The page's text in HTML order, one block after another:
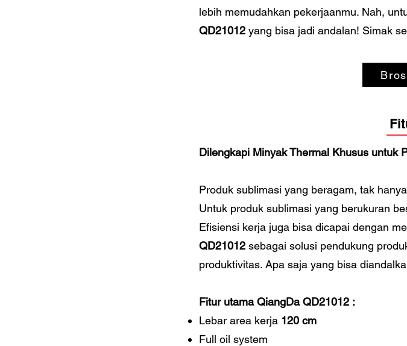
lebih memudahkan pekerjaanmu. Nah,
QD21012 yang bisa jadi andalan! Simak
Dilengkapi Minyak Thermal Khusus untuk
Produk sublimasi yang beragam, tak
Untuk produk sublimasi yang berukuran
Efisiensi kerja juga bisa dicapai dengan
QD21012 sebagai solusi pendukung
produktivitas. Apa saja yang bisa
Fitur utama QiangDa QD21012 :
Lebar area kerja 120 cm
Full oil system